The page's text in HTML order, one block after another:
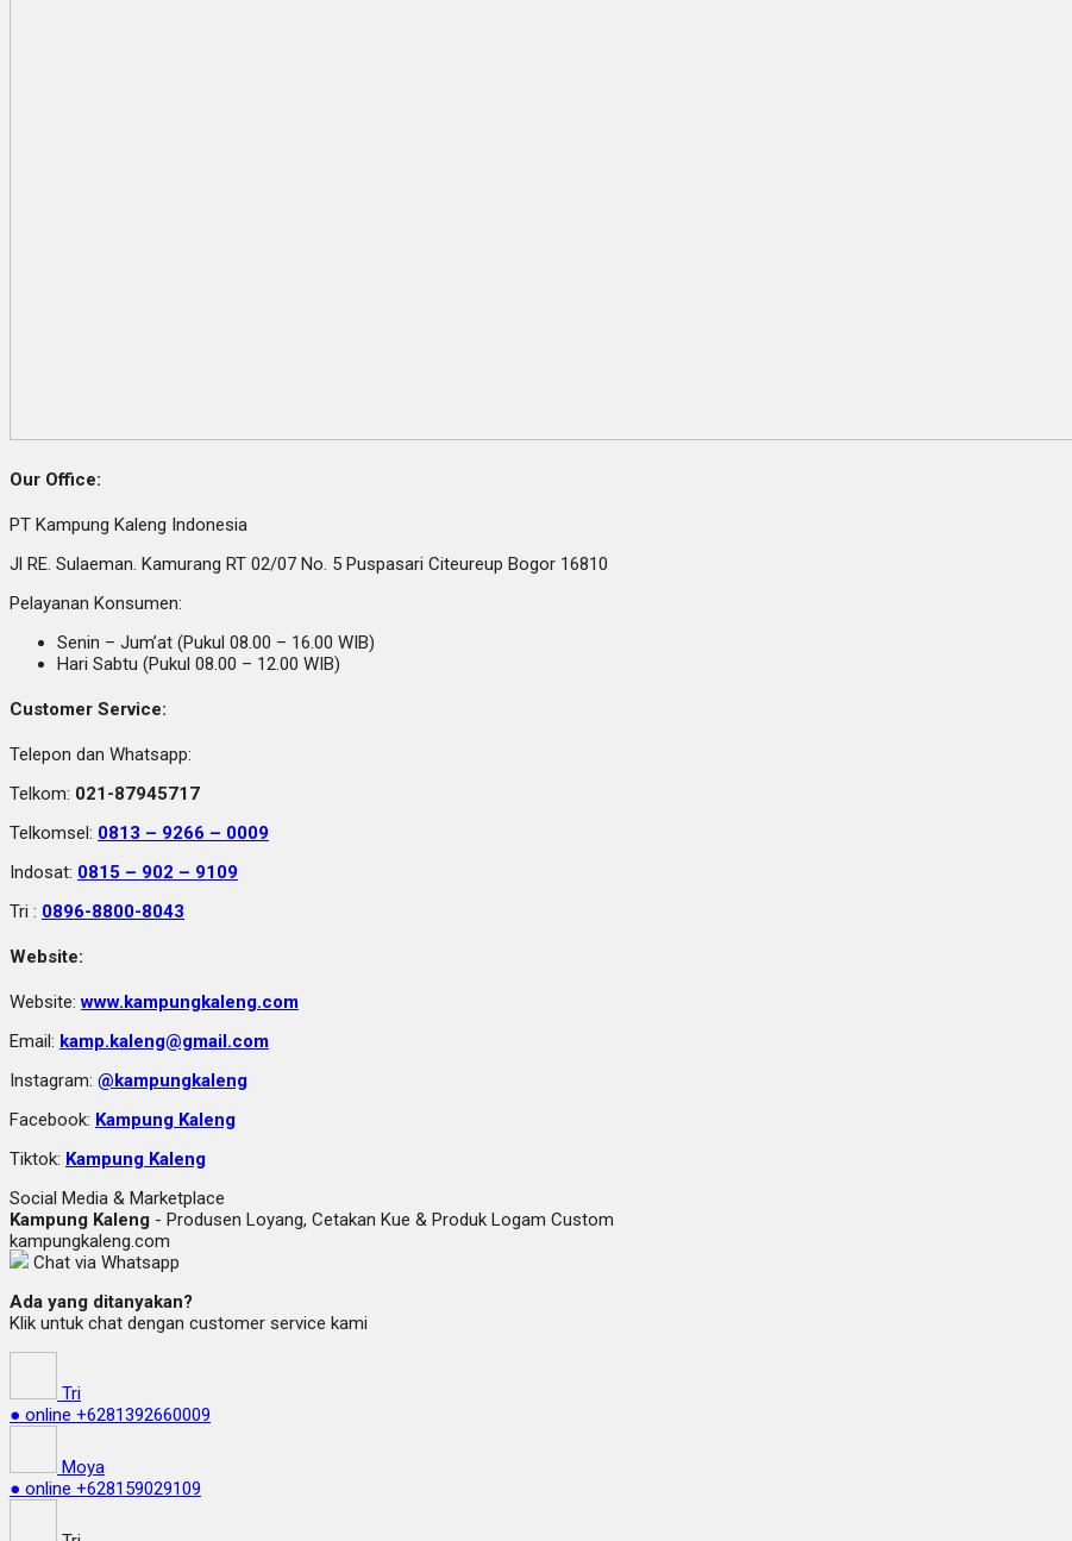
Our Office:
PT Kampung Kaleng Indonesia
Jl RE. Sulaeman. Kamurang RT 02/07 No. 5 Puspasari Citeureup Bogor 16810
Pelayanan Konsumen:
Senin – Jum’at (Pukul 08.00 – 16.00 WIB)
Hari Sabtu (Pukul 08.00 – 12.00 WIB)
Customer Service:
Telepon dan Whatsapp:
Telkom: 021-87945717
Telkomsel: 0813 – 9266 – 0009
Indosat: 0815 – 902 – 9109
Tri : 0896-8800-8043
Website:
Website:www.kampungkaleng.com
Email: kamp.kaleng@gmail.com
Instagram: @kampungkaleng
Facebook: Kampung Kaleng
Tiktok: Kampung Kaleng
Social Media & Marketplace
Kampung Kaleng - Produsen Loyang, Cetakan Kue & Produk Logam Custom
kampungkaleng.com
Chat via Whatsapp
Ada yang ditanyakan?
Klik untuk chat dengan customer service kami
Tri
● online +6281392660009
Moya
● online +628159029109